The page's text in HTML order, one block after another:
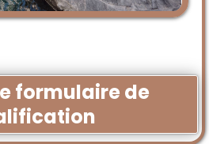
formulaire de